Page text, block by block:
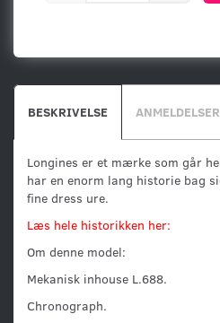
BESKRIVELSE
Longines er et mærke som går
har en enorm lang historie bag
fine dress ure.
Læs hele historikken her:
Om denne model:
Mekanisk inhouse L.688.
Chronograph.